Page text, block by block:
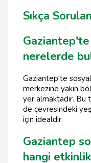
Sıkça
nerelerde
Gaziantep'te
merkezine yakın
yer almaktadır. Bu
de çevresindeki
için idealdir.
Gaziantep
hangi